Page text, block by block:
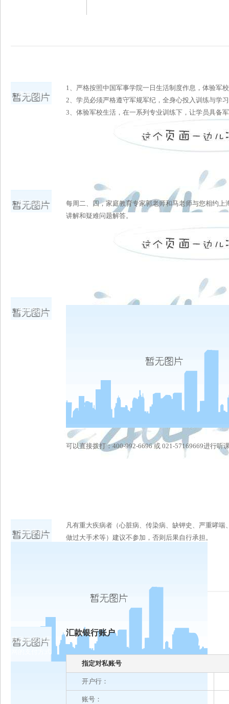
费用说明
1、严格按照中国军事学院一日生活制度作息，体验军
2、学员必须严格遵守军规军纪，全身心投入训练与学
3、体验军校生活，在一系列专业训练下，让学员具备
预订须知
每周二、四，家庭教育专家郭老师和马老师与您相约
讲解和疑难问题解答。
如何预定
可以直接拨打：400-992-6696 或 021-57169669进行听
注意事项
凡有重大疾病者（心脏病、传染病、缺钾史、严重哮
做过大手术等）建议不参加，否则后果自行承担。
凯发娱发k8官
汇款银行账户
指定对私账号
开户行：
账号：